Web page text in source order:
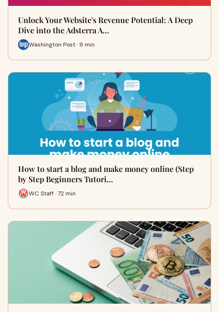
Unlock Your Website's Revenue Potential: A Deep
Dive into the Adsterra A…
Washington Post · 9 min
How to start a blog and make money online (Step
by Step Beginners Tutori…
WC Staff · 72 min